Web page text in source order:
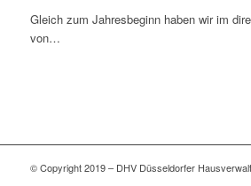
Gleich zum Jahresbeginn haben wir im
von…
© Copyright 2019 – DHV Düsseldorfer